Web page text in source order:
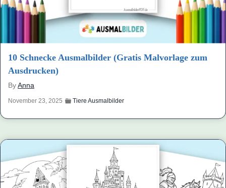
10 Schnecke Ausmalbilder (Gratis Malvorlage zum
Ausdrucken)
ByAnna
November 23, 2025 Tiere Ausmalbilder